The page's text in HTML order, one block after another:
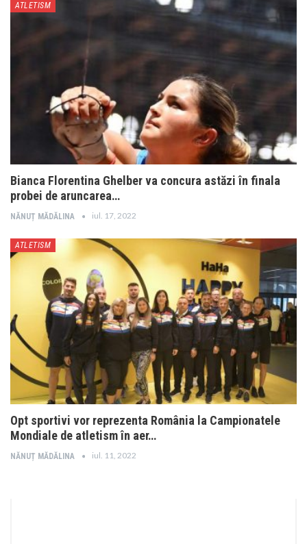
ATLETISM
Bianca Florentina Ghelber va concura astăzi în finala
probei de aruncarea…
NĂNUȚ MĂDĂLINA iul. 17, 2022
ATLETISM
Opt sportivi vor reprezenta România la Campionatele
Mondiale de atletism în aer…
NĂNUȚ MĂDĂLINA iul. 11, 2022